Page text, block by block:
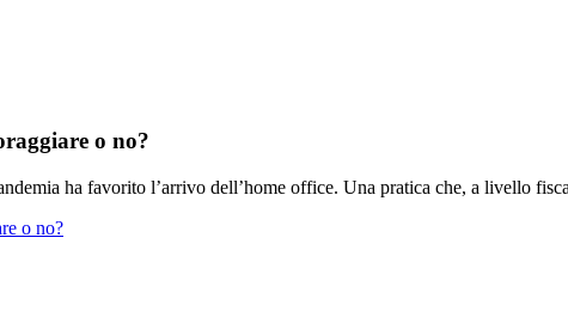
o no?
ha favorito l’arrivo dell’home office. Una pratica che, a livello
o no?